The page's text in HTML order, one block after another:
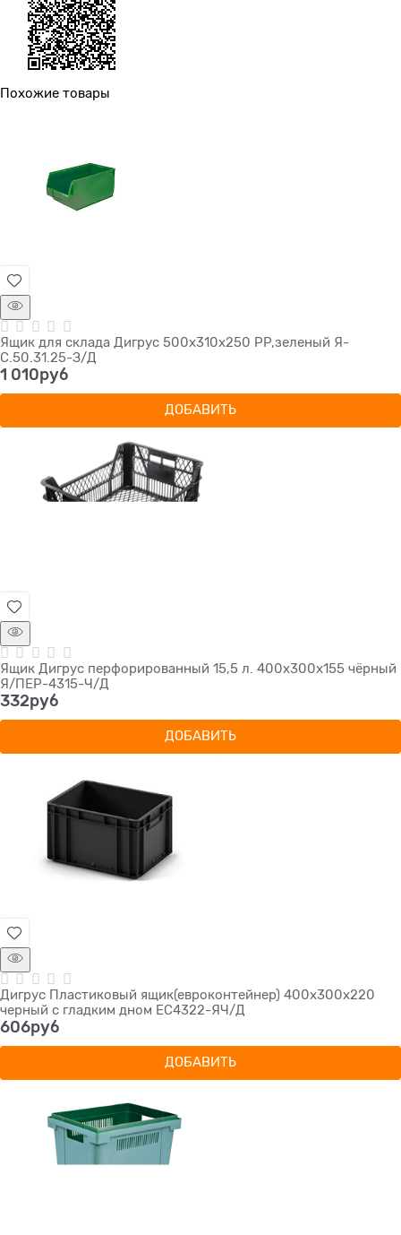
Похожие товары
Ящик для склада Дигрус 500х310х250 PP,зеленый Я-
С.50.31.25-З/Д
1 010руб
ДОБАВИТЬ
Ящик Дигрус перфорированный 15,5 л. 400х300х155 чёрный
Я/ПЕР-4315-Ч/Д
332руб
ДОБАВИТЬ
Дигрус Пластиковый ящик(евроконтейнер) 400х300х220
черный с гладким дном EC4322-ЯЧ/Д
606руб
ДОБАВИТЬ